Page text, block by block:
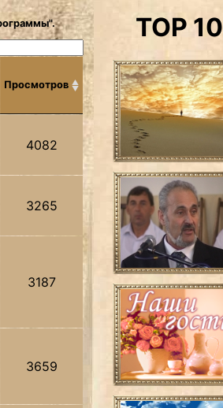
Просмотров
4082
3265
3187
3659
TOP 10